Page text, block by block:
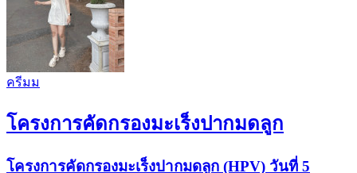
ครีมม
โครงการคัดกรองมะเร็งปากมดลูก
โครงการคัดกรองมะเร็งปากมดลูก (HPV) วันที่ 5